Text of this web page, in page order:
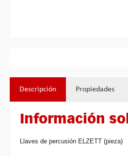
Descripción Propiedades
Información
Llaves de percusión ELZETT (pieza)